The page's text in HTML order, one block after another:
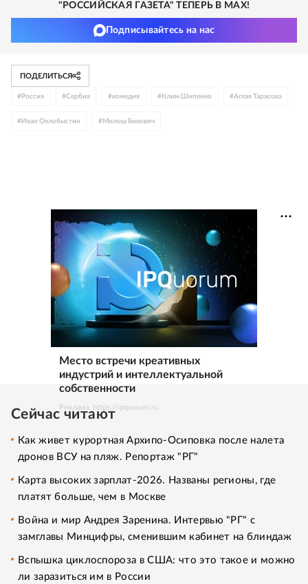
"РОССИЙСКАЯ ГАЗЕТА" ТЕПЕРЬ В MAX!
Подписывайтесь на нас
ПОДЕЛИТЬСЯ
# Россия #Сербия #комедия # Клим Шипенко #Аглая Тарасова
# Иван Охлобыстин # Милош Бикович
Место встречи креативных
индустрий и интеллектуальной
собственности
Реклама. https://ipquorum.ru
Сейчас читают
Как живет курортная Архипо-Осиповка после налета
дронов ВСУ на пляж. Репортаж "РГ"
Карта высоких зарплат-2026. Названы регионы, где
платят больше, чем в Москве
Война и мир Андрея Заренина. Интервью "РГ" с
замглавы Минцифры, сменившим кабинет на блиндаж
Вспышка циклоспороза в США: что это такое и можно
ли заразиться им в России